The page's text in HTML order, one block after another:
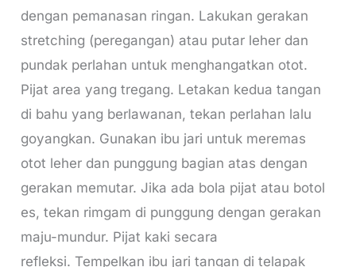
dengan pemanasan ringan. Lakukan gerakan
stretching (peregangan) atau putar leher dan
pundak perlahan untuk menghangatkan otot.
Pijat area yang tregang. Letakan kedua tangan
di bahu yang berlawanan, tekan perlahan lalu
goyangkan. Gunakan ibu jari untuk meremas
otot leher dan punggung bagian atas dengan
gerakan memutar. Jika ada bola pijat atau botol
es, tekan rimgam di punggung dengan gerakan
maju-mundur. Pijat kaki secara
refleksi. Tempelkan ibu jari tangan di telapak